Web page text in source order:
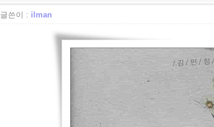
글쓴이 : ilman